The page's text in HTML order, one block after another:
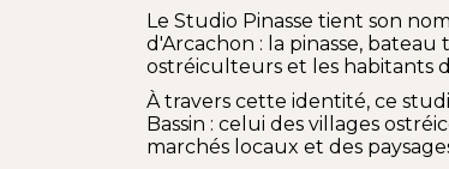
Le Studio Pinasse tient son
d'Arcachon : la pinasse,
ostréiculteurs et les habitants
À travers cette identité, ce
Bassin : celui des villages
marchés locaux et des